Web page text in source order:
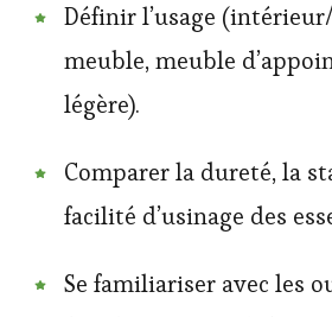
Définir l’usage
meuble, meuble
légère).
Comparer la dureté, la
facilité d’usinage des
Se familiariser avec les